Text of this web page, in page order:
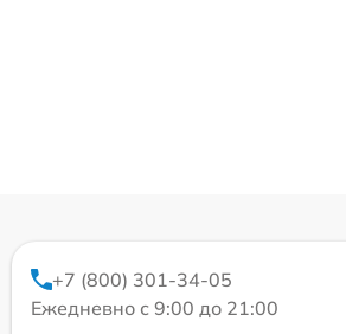
+7 (800) 301-34-05
Ежедневно с 9:00 до 21:00